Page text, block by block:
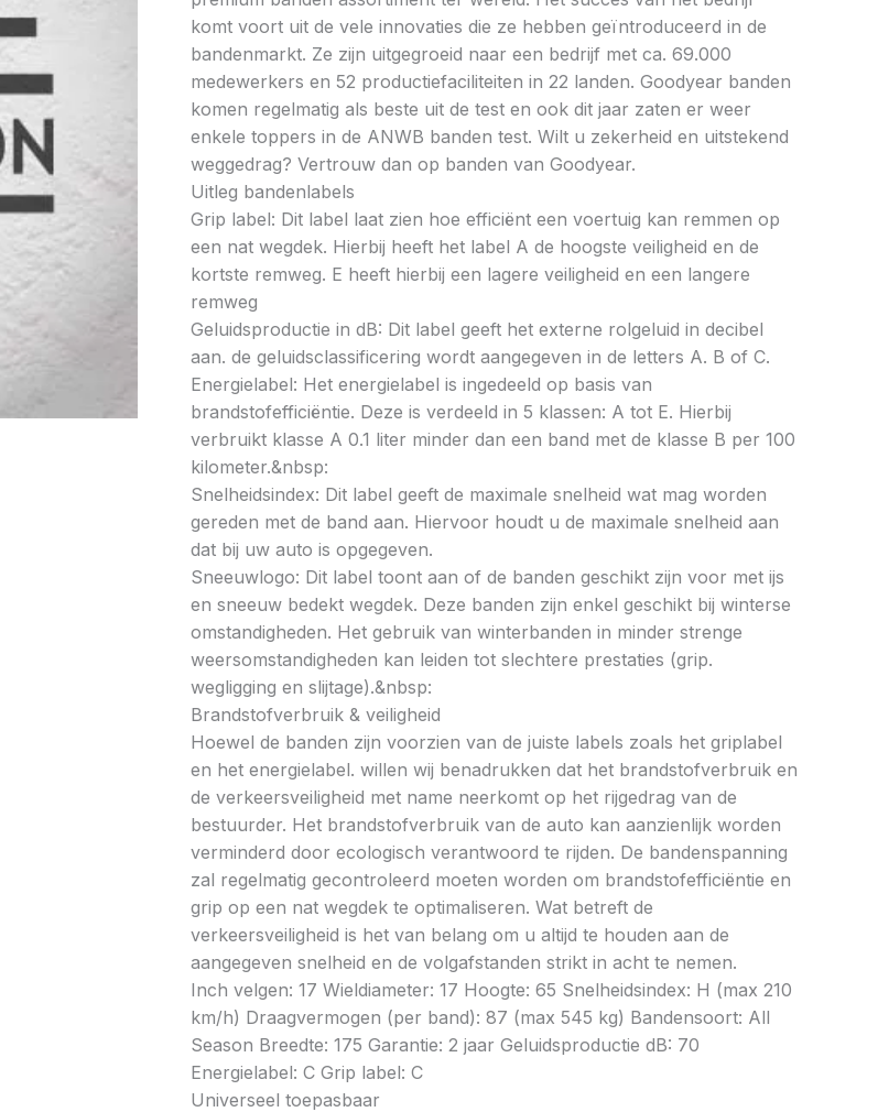
komt voort uit de vele innovaties die ze hebben geïntroduceerd in de
bandenmarkt. Ze zijn uitgegroeid naar een bedrijf met ca. 69.000
medewerkers en 52 productiefaciliteiten in 22 landen. Goodyear banden
komen regelmatig als beste uit de test en ook dit jaar zaten er weer
enkele toppers in de ANWB banden test. Wilt u zekerheid en uitstekend
weggedrag? Vertrouw dan op banden van Goodyear.
Uitleg bandenlabels
Grip label: Dit label laat zien hoe efficiënt een voertuig kan remmen op
een nat wegdek. Hierbij heeft het label A de hoogste veiligheid en de
kortste remweg. E heeft hierbij een lagere veiligheid en een langere
remweg
Geluidsproductie in dB: Dit label geeft het externe rolgeluid in decibel
aan. de geluidsclassificering wordt aangegeven in de letters A. B of C.
Energielabel: Het energielabel is ingedeeld op basis van
brandstofefficiëntie. Deze is verdeeld in 5 klassen: A tot E. Hierbij
verbruikt klasse A 0.1 liter minder dan een band met de klasse B per 100
kilometer.&nbsp:
Snelheidsindex: Dit label geeft de maximale snelheid wat mag worden
gereden met de band aan. Hiervoor houdt u de maximale snelheid aan
dat bij uw auto is opgegeven.
Sneeuwlogo: Dit label toont aan of de banden geschikt zijn voor met ijs
en sneeuw bedekt wegdek. Deze banden zijn enkel geschikt bij winterse
omstandigheden. Het gebruik van winterbanden in minder strenge
weersomstandigheden kan leiden tot slechtere prestaties (grip.
wegligging en slijtage).&nbsp:
Brandstofverbruik & veiligheid
Hoewel de banden zijn voorzien van de juiste labels zoals het griplabel
en het energielabel. willen wij benadrukken dat het brandstofverbruik en
de verkeersveiligheid met name neerkomt op het rijgedrag van de
bestuurder. Het brandstofverbruik van de auto kan aanzienlijk worden
verminderd door ecologisch verantwoord te rijden. De bandenspanning
zal regelmatig gecontroleerd moeten worden om brandstofefficiëntie en
grip op een nat wegdek te optimaliseren. Wat betreft de
verkeersveiligheid is het van belang om u altijd te houden aan de
aangegeven snelheid en de volgafstanden strikt in acht te nemen.
Inch velgen: 17 Wieldiameter: 17 Hoogte: 65 Snelheidsindex: H (max 210
km/h) Draagvermogen (per band): 87 (max 545 kg) Bandensoort: All
Season Breedte: 175 Garantie: 2 jaar Geluidsproductie dB: 70
Energielabel: C Grip label: C
Universeel toepasbaar